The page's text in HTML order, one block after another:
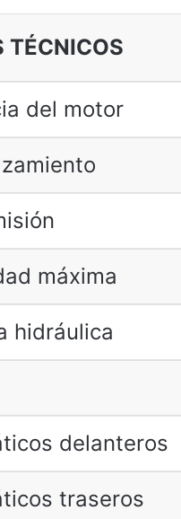
TÉCNICOS
del motor
máxima
hidráulica
delanteros
traseros